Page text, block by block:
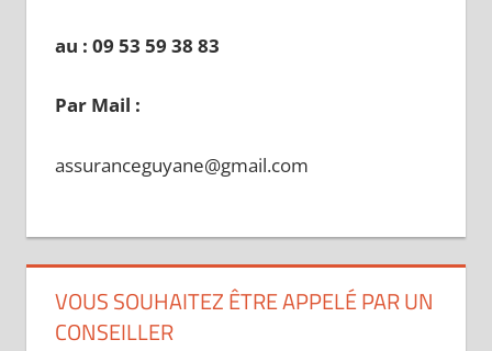
au : 09 53 59 38 83
Par Mail :
assuranceguyane@gmail.com
VOUS SOUHAITEZ ÊTRE APPELÉ PAR UN
CONSEILLER